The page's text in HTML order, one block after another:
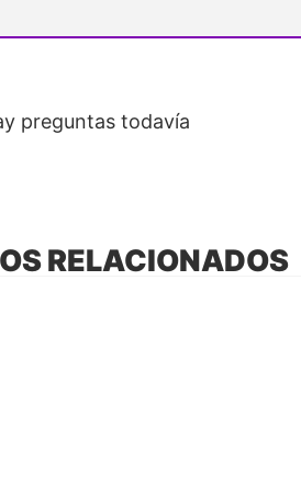
preguntas todavía
RELACIONADOS